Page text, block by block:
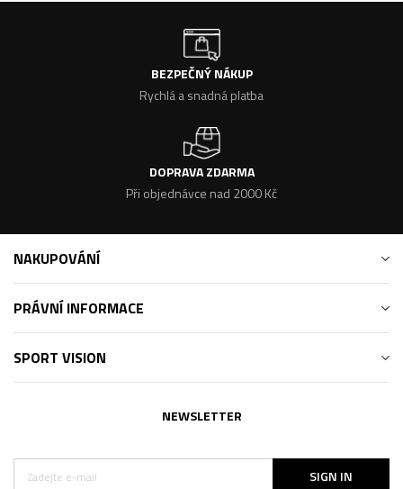
BEZPEČNÝ NÁKUP
Rychlá a snadná platba
DOPRAVA ZDARMA
Při objednávce nad 2000 Kč
NAKUPOVÁNÍ
PRÁVNÍ INFORMACE
SPORT VISION
NEWSLETTER
SIGN IN